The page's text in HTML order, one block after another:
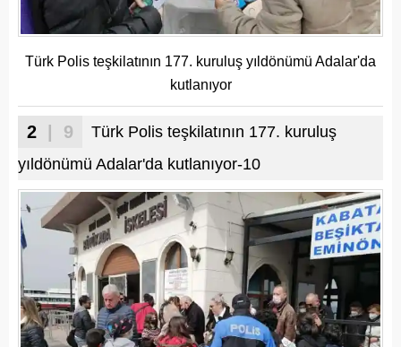
Türk Polis teşkilatının 177. kuruluş yıldönümü Adalar'da
kutlanıyor
2 | 9
Türk Polis teşkilatının 177. kuruluş
yıldönümü Adalar'da kutlanıyor-10